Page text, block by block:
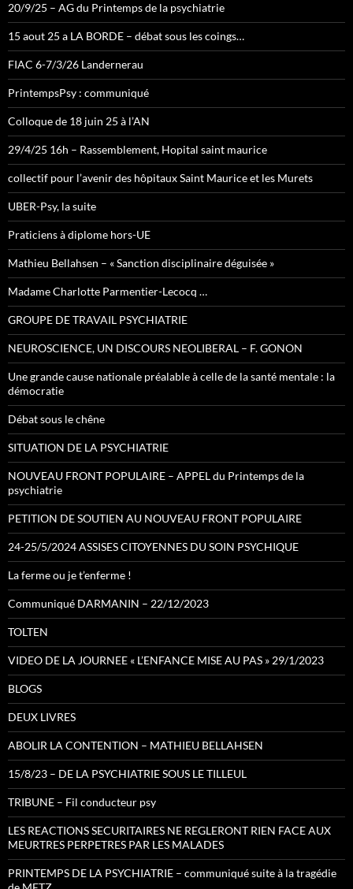
20/9/25 – AG du Printemps de la psychiatrie
15 aout 25 a LA BORDE – débat sous les coings…
FIAC 6-7/3/26 Landernerau
PrintempsPsy : communiqué
Colloque de 18 juin 25 à l’AN
29/4/25 16h – Rassemblement, Hopital saint maurice
collectif pour l’avenir des hôpitaux Saint Maurice et les Murets
UBER-Psy, la suite
Praticiens à diplome hors-UE
Mathieu Bellahsen – « Sanction disciplinaire déguisée »
Madame Charlotte Parmentier-Lecocq …
GROUPE DE TRAVAIL PSYCHIATRIE
NEUROSCIENCE, UN DISCOURS NEOLIBERAL – F. GONON
Une grande cause nationale préalable à celle de la santé mentale : la
démocratie
Débat sous le chêne
SITUATION DE LA PSYCHIATRIE
NOUVEAU FRONT POPULAIRE – APPEL du Printemps de la
psychiatrie
PETITION DE SOUTIEN AU NOUVEAU FRONT POPULAIRE
24-25/5/2024 ASSISES CITOYENNES DU SOIN PSYCHIQUE
La ferme ou je t’enferme !
Communiqué DARMANIN – 22/12/2023
TOLTEN
VIDEO DE LA JOURNEE « L’ENFANCE MISE AU PAS » 29/1/2023
BLOGS
DEUX LIVRES
ABOLIR LA CONTENTION – MATHIEU BELLAHSEN
15/8/23 – DE LA PSYCHIATRIE SOUS LE TILLEUL
TRIBUNE – Fil conducteur psy
LES REACTIONS SECURITAIRES NE REGLERONT RIEN FACE AUX
MEURTRES PERPETRES PAR LES MALADES
PRINTEMPS DE LA PSYCHIATRIE – communiqué suite à la tragédie